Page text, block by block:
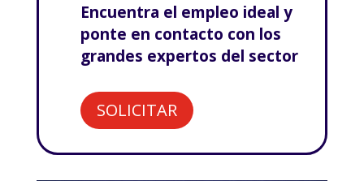
Encuentra el empleo ideal y
ponte en contacto con los
grandes expertos del sector
SOLICITAR